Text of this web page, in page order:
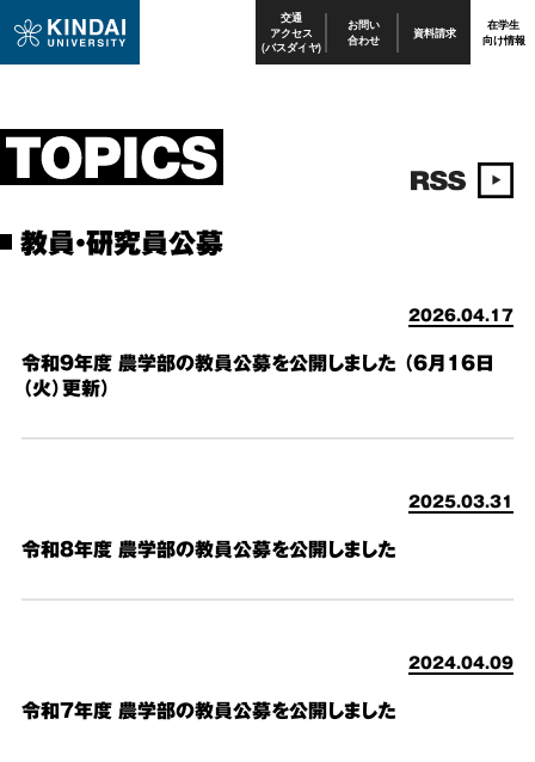
交通
アクセス
(バスダイヤ)
お問い
合わせ 資料請求 在学生
向け情報
教員・研究員公募
2026.04.17
令和９年度 農学部の教員公募を公開しました （6月16日
（火）更新）
2025.03.31
令和８年度 農学部の教員公募を公開しました
2024.04.09
令和７年度 農学部の教員公募を公開しました